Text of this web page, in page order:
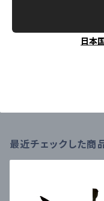
日本
最近チェックした商